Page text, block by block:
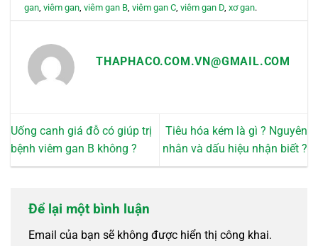
gan ,viêm gan ,viêm gan B ,viêm gan C ,viêm gan D ,xơ gan.
THAPHACO.COM.VN@GMAIL.COM
Uống canh giá đỗ có giúp trị
bệnh viêm gan B không ?
Tiêu hóa kém là gì ? Nguyên
nhân và dấu hiệu nhận biết ?
Để lại một bình luận
Email của bạn sẽ không được hiển thị công khai.